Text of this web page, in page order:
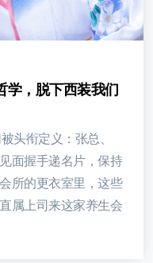
学，脱下西装我们
头衔定义：张总、
面握手递名片，保持
所的更衣室里，这些
属上司来这家养生会